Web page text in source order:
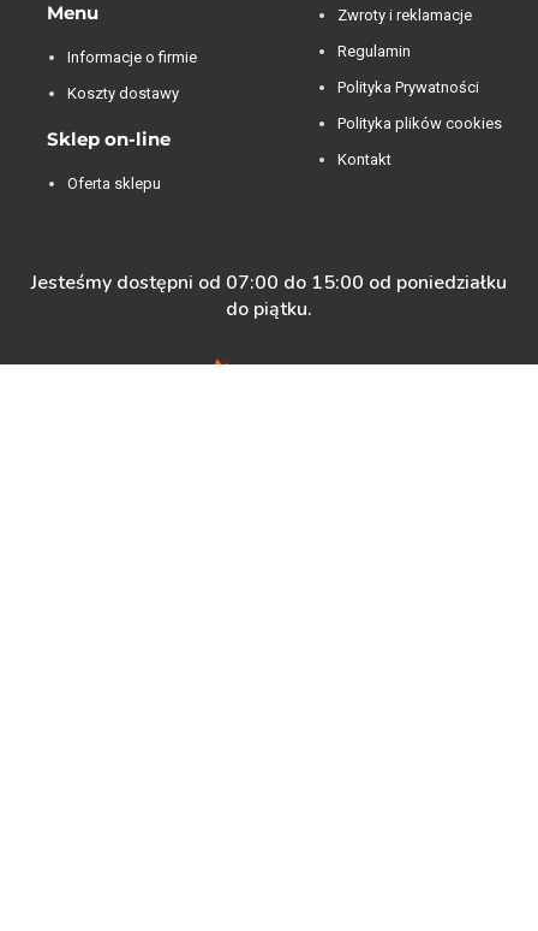
Menu
Informacje o firmie
Koszty dostawy
Sklep on-line
Oferta sklepu
Zwroty i reklamacje
Regulamin
Polityka Prywatności
Polityka plików cookies
Kontakt
Jesteśmy dostępni od 07:00 do 15:00 od poniedziałku
do piątku.